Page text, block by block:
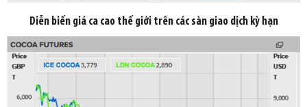
Diễn biến giá ca cao thế giới trên các sàn giao dịch kỳ hạn